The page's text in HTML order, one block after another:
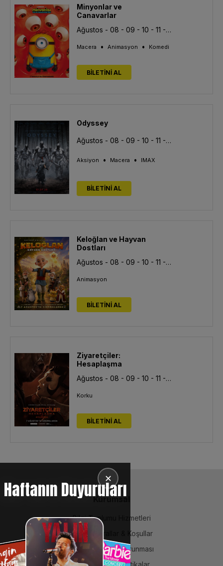
Minyonlar ve
Canavarlar
Ağustos - 08 - 09 - 10 - 11 - 12 - 13
Macera • Animasyon • Komedi
BİLETİNİ AL
Odyssey
Ağustos - 08 - 09 - 10 - 11 - 12 - 13
Aksiyon • Macera • IMAX
BİLETİNİ AL
Keloğlan ve Hayvan
Dostları
Ağustos - 08 - 09 - 10 - 11 - 12 - 13
Animasyon
BİLETİNİ AL
Ziyaretçiler:
Hesaplaşma
Ağustos - 08 - 09 - 10 - 11 - 12 - 13
Korku
BİLETİNİ AL
✕
Haftanın Duyuruları
Kurumsal
Bilgi Toplumu Hizmetleri
BiPuan Kurallar & Koşullar
Kişisel Verilerin Korunması